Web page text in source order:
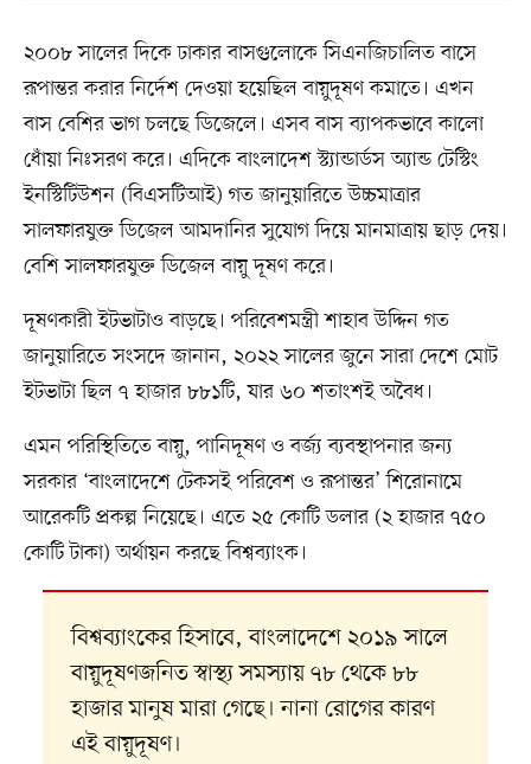
২০০৮ সালের দিকে ঢাকার বাসগুলোকে সিএনজিচালিত বাসে
রূপান্তর করার নির্দেশ দেওয়া হয়েছিল বায়ুদূষণ কমাতে। এখন
বাস বেশির ভাগ চলছে ডিজেলে। এসব বাস ব্যাপকভাবে কালো
ধোঁয়া নিঃসরণ করে। এদিকে বাংলাদেশ স্ট্যান্ডার্ডস অ্যান্ড টেস্টিং
ইনস্টিটিউশন (বিএসটিআই) গত জানুয়ারিতে উচ্চমাত্রার
সালফারযুক্ত ডিজেল আমদানির সুযোগ দিয়ে মানমাত্রায় ছাড় দেয়।
বেশি সালফারযুক্ত ডিজেল বায়ু দূষণ করে।
দূষণকারী ইটভাটাও বাড়ছে। পরিবেশমন্ত্রী শাহাব উদ্দিন গত
জানুয়ারিতে সংসদে জানান, ২০২২ সালের জুনে সারা দেশে মোট
ইটভাটা ছিল ৭ হাজার ৮৮১টি, যার ৬০ শতাংশই অবৈধ।
এমন পরিস্থিতিতে বায়ু, পানিদূষণ ও বর্জ্য ব্যবস্থাপনার জন্য
সরকার ‘বাংলাদেশে টেকসই পরিবেশ ও রূপান্তর’ শিরোনামে
আরেকটি প্রকল্প নিয়েছে। এতে ২৫ কোটি ডলার (২ হাজার ৭৫০
কোটি টাকা) অর্থায়ন করছে বিশ্বব্যাংক।
বিশ্বব্যাংকের হিসাবে, বাংলাদেশে ২০১৯ সালে
বায়ুদূষণজনিত স্বাস্থ্য সমস্যায় ৭৮ থেকে ৮৮
হাজার মানুষ মারা গেছে। নানা রোগের কারণ
এই বায়ুদূষণ।